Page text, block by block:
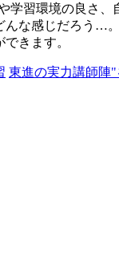
学習環境の良さ
な感じだろう…
きます。
東進の実力講師陣